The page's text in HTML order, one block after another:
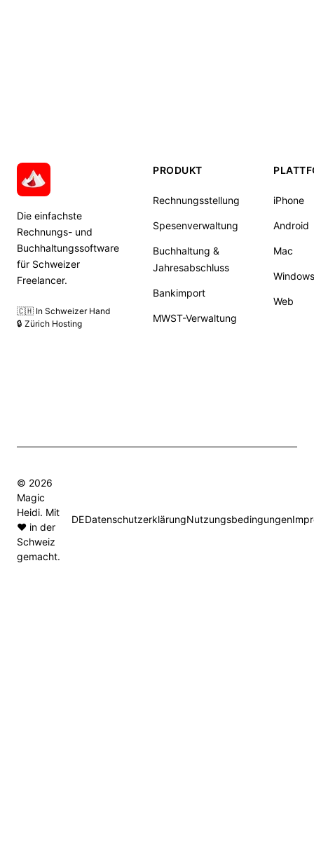
Die einfachste
Rechnungs- und
Buchhaltungssoftware
für Schweizer
Freelancer.
🇨🇭 In Schweizer Hand
🔒 Zürich Hosting
PRODUKT
Rechnungsstellung
Spesenverwaltung
Buchhaltung &
Jahresabschluss
Bankimport
MWST-Verwaltung
iPhone
Android
Mac
Windows
Web
© 2026
Magic
Heidi. Mit
❤️ in der
Schweiz
gemacht.
DEDatenschutzerklärungNutzungsbedingungen